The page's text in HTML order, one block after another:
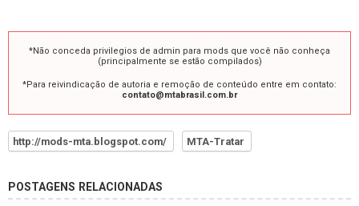
*Não conceda privilegios de admin para mods que você não conheça
(principalmente se estão compilados)
*Para reivindicação de autoria e remoção de conteúdo entre em contato:
contato@mtabrasil.com.br
http://mods-mta.blogspot.com/ MTA-Tratar
POSTAGENS RELACIONADAS